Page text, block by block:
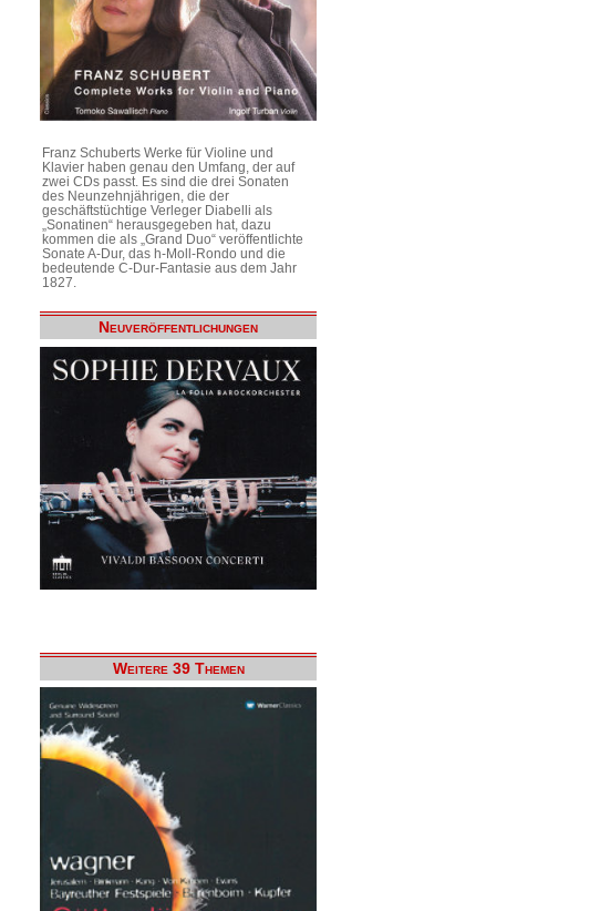
Franz Schuberts Werke für Violine und
Klavier haben genau den Umfang, der auf
zwei CDs passt. Es sind die drei Sonaten
des Neunzehnjährigen, die der
geschäftstüchtige Verleger Diabelli als
„Sonatinen“ herausgegeben hat, dazu
kommen die als „Grand Duo“ veröffentlichte
Sonate A-Dur, das h-Moll-Rondo und die
bedeutende C-Dur-Fantasie aus dem Jahr
1827.
Neuveröffentlichungen
Weitere 39 Themen